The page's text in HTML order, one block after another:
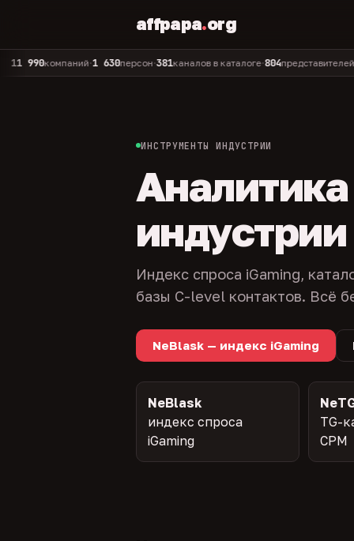
affpapa.org
компаний•1 630персон•381каналов в каталоге•804представителей•325
ИНСТРУМЕНТЫ ИНДУСТРИИ
индустрии
Индекс спроса iGaming,
базы C-level контактов. Всё
NeBlask — индекс iGaming
NeBlask
индекс спроса
iGaming
TG-
CPM